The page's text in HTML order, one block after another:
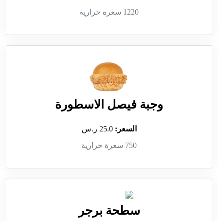
1220 سعرة حرارية
وجبة فيصل الاسطورة
السعر:25.0 ر.س
750 سعرة حرارية
سطحة برجر